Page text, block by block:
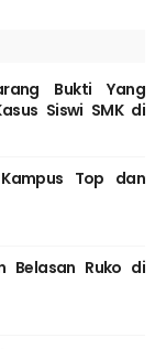
Bukti Yang
Siswi SMK di
Top dan
Belasan Ruko di